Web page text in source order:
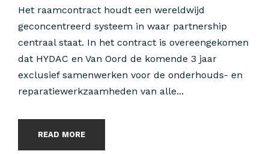
Het raamcontract houdt een wereldwijd
geconcentreerd systeem in waar partnership
centraal staat. In het contract is overeengekomen
dat HYDAC en Van Oord de komende 3 jaar
exclusief samenwerken voor de onderhouds- en
reparatiewerkzaamheden van alle...
READ MORE